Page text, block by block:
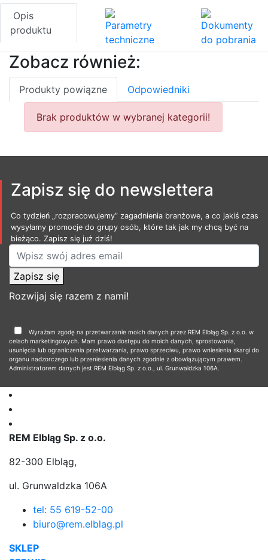
Opis
produktu
Parametry
techniczne
Dokumenty
do pobrania
Zobacz również:
Produkty powiązne Odpowiedniki
Brak produktów w wybranej kategorii!
Zapisz się do newslettera
Co tydzień „rozpracowujemy” zagadnienia branżowe, a co jakiś czas
wysyłamy promocje do grupy osób, które tak jak my chcą być na
bieżąco. Zapisz się już dziś!
Zapisz się
Rozwijaj się razem z nami!
Wyrażam zgodę na przetwarzanie moich danych przez REM Elbląg Sp. z o.o. w
celach marketingowych. Mam prawo dostępu do moich danych, sprostowania,
usunięcia lub ograniczenia przetwarzania, prawo sprzeciwu, prawo wniesienia skargi do
organu nadzorczego lub przeniesienia danych zgodnie z obowiązującym prawem.
Administratorem danych jest REM Elbląg Sp. z o.o., ul. Grunwaldzka 106A.
REM Elbląg Sp. z o.o.
82-300 Elbląg,
ul. Grunwaldzka 106A
tel: 55 619-52-00
biuro@rem.elblag.pl
SKLEP